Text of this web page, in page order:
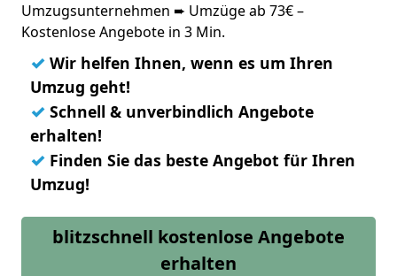
Umzugsunternehmen ➨ Umzüge ab 73€ –
Kostenlose Angebote in 3 Min.
✓ Wir helfen Ihnen, wenn es um Ihren
Umzug geht!
✓ Schnell & unverbindlich Angebote
erhalten!
✓ Finden Sie das beste Angebot für Ihren
Umzug!
blitzschnell kostenlose Angebote
erhalten